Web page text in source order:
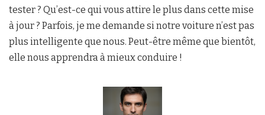
tester ? Qu’est-ce qui vous attire le plus dans cette mise
à jour ? Parfois, je me demande si notre voiture n’est pas
plus intelligente que nous. Peut-être même que bientôt,
elle nous apprendra à mieux conduire !